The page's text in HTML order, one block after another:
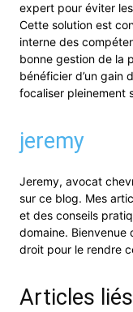
expert pour éviter
Cette solution est
interne des
bonne gestion de la
bénéficier d’un gain
focaliser pleinement
jeremy
Jeremy, avocat
sur ce blog. Mes
et des conseils
domaine. Bienvenue
droit pour le rendre
Articles liés